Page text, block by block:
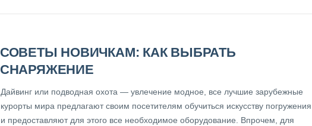
СОВЕТЫ НОВИЧКАМ: КАК ВЫБРАТЬ
СНАРЯЖЕНИЕ
Дайвинг или подводная охота — увлечение модное, все лучшие зарубежные
курорты мира предлагают своим посетителям обучиться искусству погружения
и предоставляют для этого все необходимое оборудование. Впрочем, для